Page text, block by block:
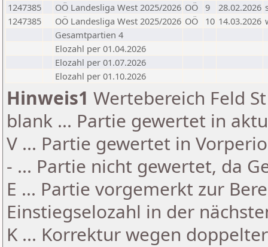
1247385
OÖ Landesliga West 2025/2026 OÖ 9 28.02.2026
1247385
OÖ Landesliga West 2025/2026 OÖ 10 14.03.2026
Gesamtpartien 4
Elozahl per 01.04.2026
Elozahl per 01.07.2026
Elozahl per 01.10.2026
Hinweis1 Wertebereich Feld
blank ... Partie gewertet in
V ... Partie gewertet in
- ... Partie nicht gewertet, da
E ... Partie vorgemerkt zur
Einstiegselozahl in der
K ... Korrektur wegen